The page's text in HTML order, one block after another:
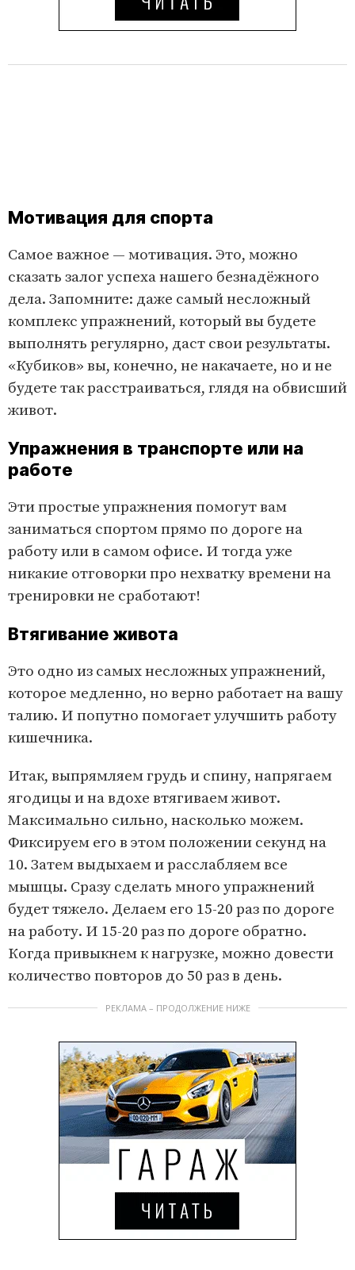
Мотивация для спорта
Самое важное — мотивация. Это, можно
сказать залог успеха нашего безнадёжного
дела. Запомните: даже самый несложный
комплекс упражнений, который вы будете
выполнять регулярно, даст свои результаты.
«Кубиков» вы, конечно, не накачаете, но и не
будете так расстраиваться, глядя на обвисший
живот.
Упражнения в транспорте или на
работе
Эти простые упражнения помогут вам
заниматься спортом прямо по дороге на
работу или в самом офисе. И тогда уже
никакие отговорки про нехватку времени на
тренировки не сработают!
Втягивание живота
Это одно из самых несложных упражнений,
которое медленно, но верно работает на вашу
талию. И попутно помогает улучшить работу
кишечника.
Итак, выпрямляем грудь и спину, напрягаем
ягодицы и на вдохе втягиваем живот.
Максимально сильно, насколько можем.
Фиксируем его в этом положении секунд на
10. Затем выдыхаем и расслабляем все
мышцы. Сразу сделать много упражнений
будет тяжело. Делаем его 15-20 раз по дороге
на работу. И 15-20 раз по дороге обратно.
Когда привыкнем к нагрузке, можно довести
количество повторов до 50 раз в день.
РЕКЛАМА – ПРОДОЛЖЕНИЕ НИЖЕ